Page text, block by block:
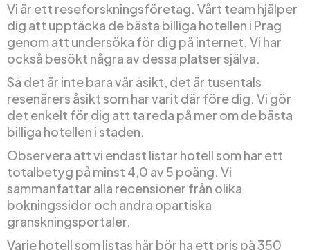
Vi är ett reseforskningsföretag. Vårt team hjälper
dig att upptäcka de bästa billiga hotellen i Prag
genom att undersöka för dig på internet. Vi har
också besökt några av dessa platser själva.
Så det är inte bara vår åsikt, det är tusentals
resenärers åsikt som har varit där före dig. Vi gör
det enkelt för dig att ta reda på mer om de bästa
billiga hotellen i staden.
Observera att vi endast listar hotell som har ett
totalbetyg på minst 4,0 av 5 poäng. Vi
sammanfattar alla recensioner från olika
bokningssidor och andra opartiska
granskningsportaler.
Varje hotell som listas här bör ha ett pris på 350